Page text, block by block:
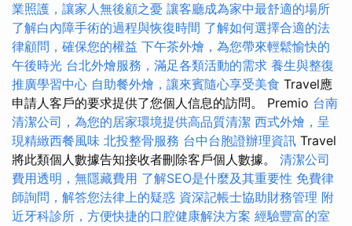
業照護，讓家人無後顧之憂 讓客廳成為家中最舒適的場所
了解白內障手術的過程與恢復時間 了解如何選擇合適的法
律顧問，確保您的權益 下午茶外燴，為您帶來輕鬆愉快的
午後時光 台北外燴服務，滿足各類活動的需求 養生與整復
推廣學習中心 自助餐外燴，讓來賓隨心享受美食 Travel應
申請人客戶的要求提供了您個人信息的訪問。 Premio 台南
清潔公司，為您的居家環境提供高品質清潔 西式外燴，呈
現精緻西餐風味 北投整骨服務 台中台胞證辦理資訊 Travel
將此類個人數據告知接收者刪除客戶個人數據。 清潔公司
費用透明，無隱藏費用 了解SEO是什麼及其重要性 免費律
師詢問，解答您法律上的疑惑 資深記帳士協助財務管理 附
近牙科診所，方便快捷的口腔健康解決方案 經驗豐富的室